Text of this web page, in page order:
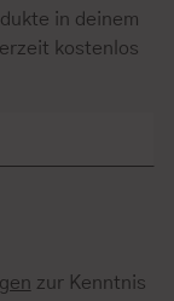
in deinem
kostenlos
zur Kenntnis